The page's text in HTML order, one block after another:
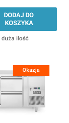
DODAJ DO
KOSZYKA
duża ilość
Okazja